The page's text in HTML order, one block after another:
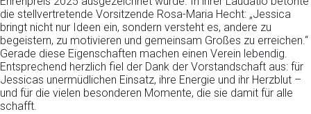
die stellvertretende Vorsitzende Rosa-Maria Hecht: „Jessica
bringt nicht nur Ideen ein, sondern versteht es, andere zu
begeistern, zu motivieren und gemeinsam Großes zu erreichen.“
Gerade diese Eigenschaften machen einen Verein lebendig.
Entsprechend herzlich fiel der Dank der Vorstandschaft aus: für
Jessicas unermüdlichen Einsatz, ihre Energie und ihr Herzblut –
und für die vielen besonderen Momente, die sie damit für alle
schafft.